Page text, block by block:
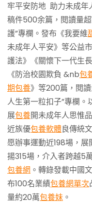
牢平安防地 助力未成年
稿件500余篇，閱讀量
護”專欄。發布《我要維
未成年人平安》等公益
護法》《關懷下一代生
《防治校園欺負 &nb包
期包養》等200篇，閱
人生第一粒扣子”專欄。
展包養開未成年人思惟
近族優包養軟體良傳統
愿辦事運動近198場，
揚315場，介入者跨越5
包養網 。轉錄發載中國
布100名業績包養網單次
量約20萬包養妹 。